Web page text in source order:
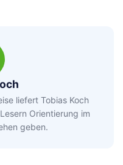
liefert Tobias Koch
Orientierung im
geben.